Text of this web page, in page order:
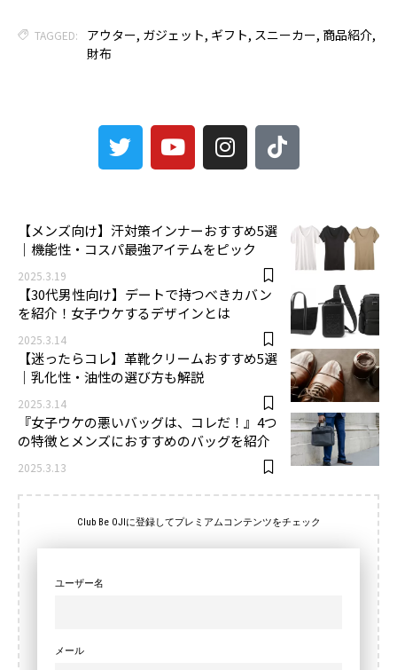
TAGGED: アウター, ガジェット, ギフト, スニーカー, 商品紹介,
財布
【メンズ向け】汗対策インナーおすすめ5選
｜機能性・コスパ最強アイテムをピック
2025.3.19
【30代男性向け】デートで持つべきカバン
を紹介！女子ウケするデザインとは
2025.3.14
【迷ったらコレ】革靴クリームおすすめ5選
｜乳化性・油性の選び方も解説
2025.3.14
『女子ウケの悪いバッグは、コレだ！』4つ
の特徴とメンズにおすすめのバッグを紹介
2025.3.13
Club Be OJIに登録してプレミアムコンテンツをチェック
ユーザー名
メール